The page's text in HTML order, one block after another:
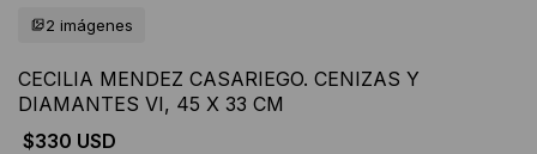
2 imágenes
CECILIA MENDEZ CASARIEGO. CENIZAS Y
DIAMANTES VI, 45 X 33 CM
$330 USD